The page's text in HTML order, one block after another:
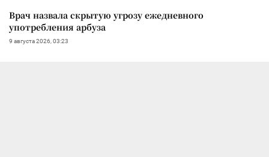
Врач назвала скрытую угрозу ежедневного
употребления арбуза
9 августа 2026, 03:23